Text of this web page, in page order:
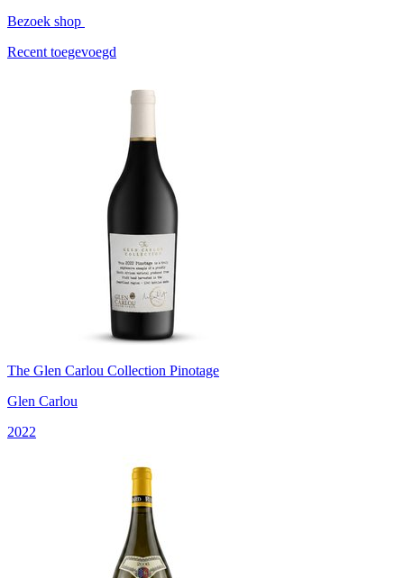
Bezoek shop
Recent toegevoegd
The Glen Carlou Collection Pinotage
Glen Carlou
2022